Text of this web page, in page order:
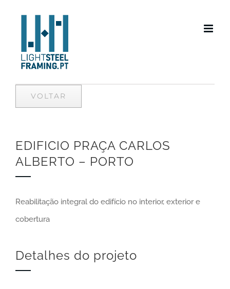
VOLTAR
EDIFICIO PRAÇA CARLOS
ALBERTO – PORTO
Reabilitação integral do edifício no interior, exterior e
cobertura
Detalhes do projeto